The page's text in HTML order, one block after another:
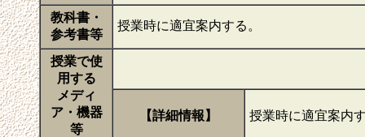
教科書・
参考書等
授業時に適宜案内する。
授業で使
用する
メディ
ア・機器
等
【詳細情報】 授業時に適宜案内